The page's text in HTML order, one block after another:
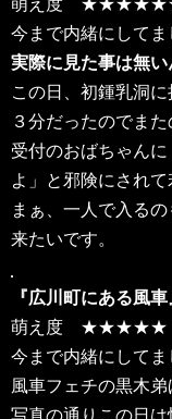
萌え度
今まで内緒にしてま
実際に見た事は無い
この日、初鍾乳洞
３分だったのでまた
受付のおばちゃん
よ」と邪険にされて
まぁ、一人で入る
来たいです。
『広川町にある風車
萌え度 ★★★★★
今まで内緒にしてま
風車フェチの黒木弟
写真の通りこの日